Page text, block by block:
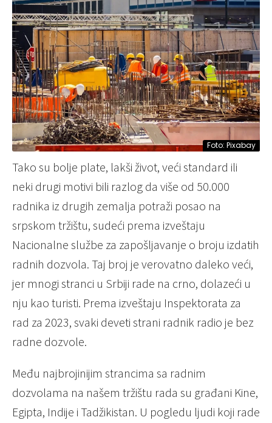
Foto: Pixabay
Tako su bolje plate, lakši život, veći standard ili
neki drugi motivi bili razlog da više od 50.000
radnika iz drugih zemalja potraži posao na
srpskom tržištu, sudeći prema izveštaju
Nacionalne službe za zapošljavanje o broju izdatih
radnih dozvola. Taj broj je verovatno daleko veći,
jer mnogi stranci u Srbiji rade na crno, dolazeći u
nju kao turisti. Prema izveštaju Inspektorata za
rad za 2023, svaki deveti strani radnik radio je bez
radne dozvole.
Među najbrojinijim strancima sa radnim
dozvolama na našem tržištu rada su građani Kine,
Egipta, Indije i Tadžikistan. U pogledu ljudi koji rade